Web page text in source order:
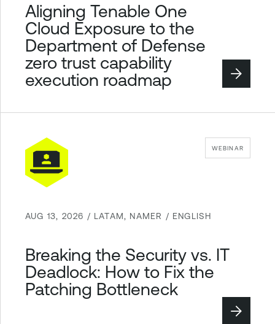
Aligning Tenable One
Cloud Exposure to the
Department of Defense
zero trust capability
execution roadmap
WEBINAR
AUG 13, 2026 / LATAM, NAMER / ENGLISH
Breaking the Security vs. IT
Deadlock: How to Fix the
Patching Bottleneck